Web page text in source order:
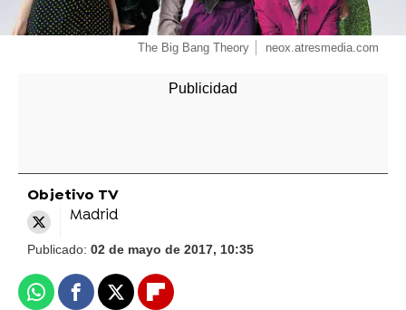
The Big Bang Theory neox.atresmedia.com
Objetivo TV
Madrid
Publicado: 02 de mayo de 2017, 10:35
WhatsappFacebook
X Flipboard